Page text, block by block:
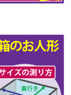
水)
)
)